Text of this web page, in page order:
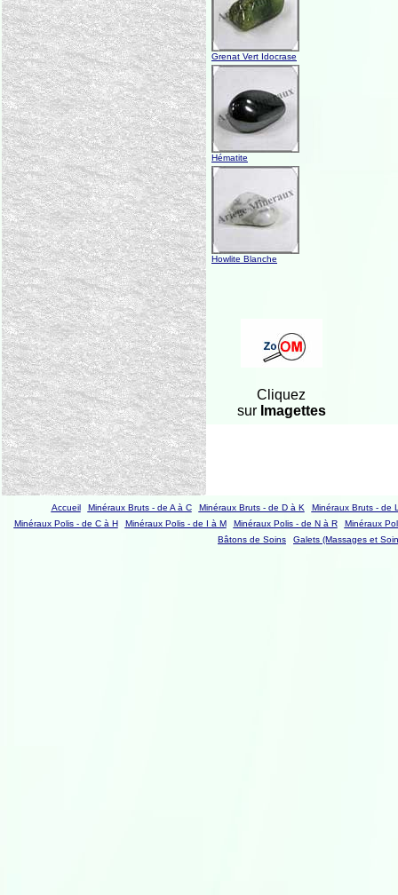
Grenat Vert Idocrase
Hématite
Howlite Blanche
Cliquez
surImagettes
Accueil Minéraux Bruts - de A à C Minéraux Bruts - de D à K
Minéraux Bruts - de
Minéraux Polis - de C à H
Minéraux Polis - de I à M Minéraux Polis - de N à R
Minéraux
Bâtons de Soins
Galets (Massages et